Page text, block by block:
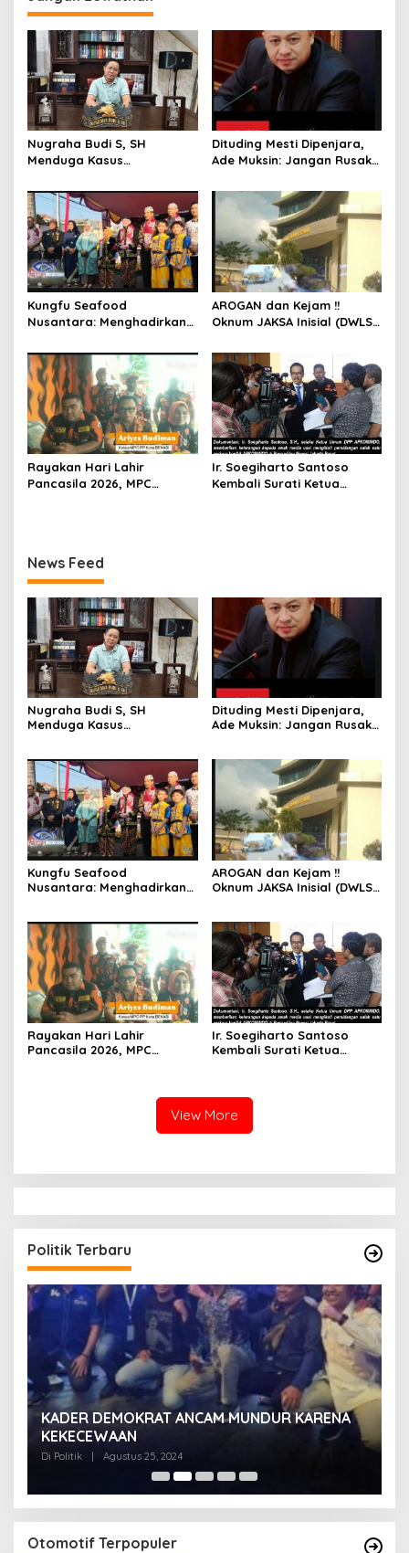
a
s
i
p
o
s
Nugraha Budi S, SH
Menduga Kasus
Penganiayaan Abdul Latif,
Pelaku Dipengaruhi
Narkoba, Tes Urine Mesti
dilakukan Polisi ?
Dituding Mesti Dipenjara,
Ade Muksin: Jangan Rusak
Tanpa Konfirmasi dan
Verifikasi
Kungfu Seafood
Nusantara: Menghadirkan
Indonesia dan Sajikan Cita
Rasa Laut Nusantara di
BEKASi
AROGAN dan Kejam !!
Oknum JAKSA Inisial (DWLS)
Lampung Di Sekolah
PENABUR
Rayakan Hari Lahir
Pancasila 2026, MPC
Ir. Soegiharto Santoso
Kembali Surati Ketua
News Feed
Nugraha Budi S, SH
Menduga Kasus
Pelaku Dipengaruhi
Narkoba, Tes Urine Mesti
dilakukan Polisi ?
Dituding Mesti Dipenjara,
Ade Muksin: Jangan Rusak
Verifikasi
Kungfu Seafood
Nusantara: Menghadirkan
Rasa Laut Nusantara di
BEKASi
AROGAN dan Kejam !!
Oknum JAKSA Inisial (DWLS)
PENABUR
Rayakan Hari Lahir
Pancasila 2026, MPC
Ir. Soegiharto Santoso
Kembali Surati Ketua
View More
Politik Terbaru
KADER DEMOKRAT ANCAM MUNDUR KARENA
KEKECEWAAN
Di Politik Agustus 25, 2024
Otomotif Terpopuler